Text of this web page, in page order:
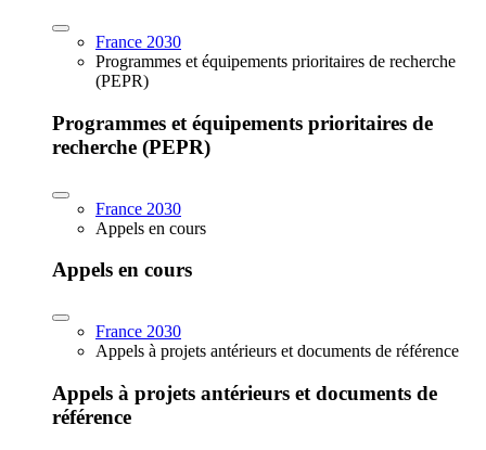
France 2030
Programmes et équipements prioritaires de recherche
(PEPR)
Programmes et équipements prioritaires de
recherche (PEPR)
France 2030
Appels en cours
Appels en cours
France 2030
Appels à projets antérieurs et documents de référence
Appels à projets antérieurs et documents de
référence